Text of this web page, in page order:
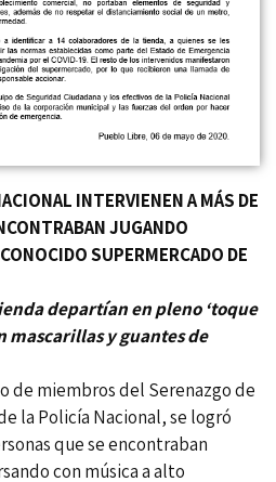
INTERVIENEN A MÁS DE
JUGANDO
SUPERMERCADO DE
departían en pleno ‘toque
mascarillas y guantes de
de miembros del Serenazgo de
la Policía Nacional, se logró
que se encontraban
con música a alto